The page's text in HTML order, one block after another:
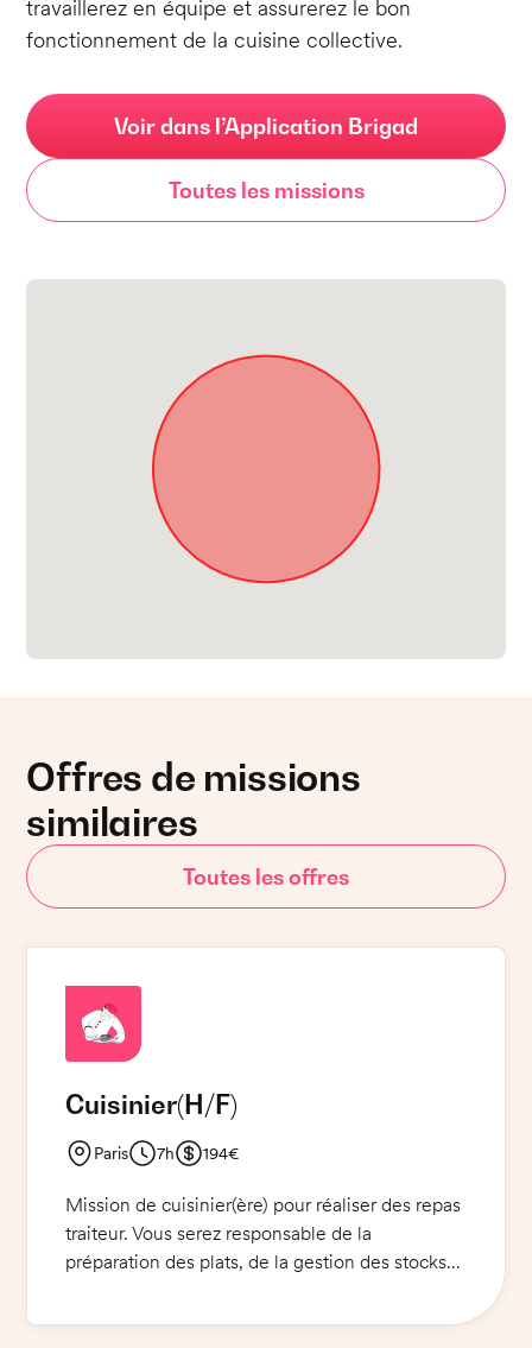
travaillerez en équipe et assurerez le bon
fonctionnement de la cuisine collective.
Voir dans l’Application Brigad
Toutes les missions
Offres de missions
similaires
Toutes les offres
Cuisinier(H/F)
Paris 7h 194€
Mission de cuisinier(ère) pour réaliser des repas
traiteur. Vous serez responsable de la
préparation des plats, de la gestion des stocks
assurerez que les repas soient prêts à temps et